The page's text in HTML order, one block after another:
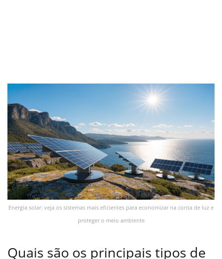
Energia solar: veja os sistemas mais eficientes para economizar na conta de luz e
proteger o meio ambiente
Quais são os principais tipos de